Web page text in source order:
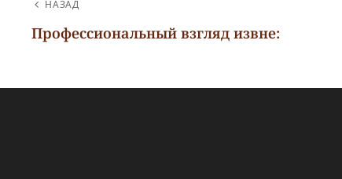
НАВИГАЦИЯ
ПО
ЗАПИСЯМ
НАЗАД
Профессиональный взгляд извне: